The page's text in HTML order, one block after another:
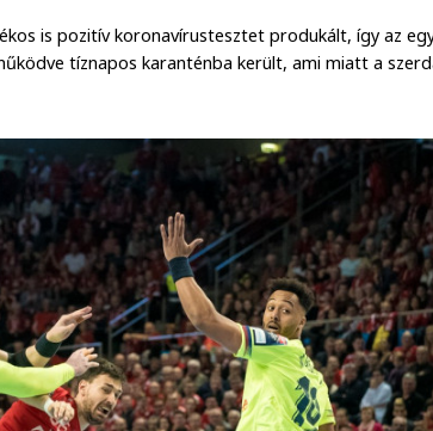
is pozitív koronavírustesztet produkált, így az
tíznapos karanténba került, ami miatt a